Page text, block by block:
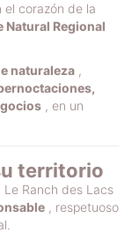
el corazón de la
Natural Regional
naturaleza ,
, en un
territorio
, Le Ranch des Lacs
, respetuoso